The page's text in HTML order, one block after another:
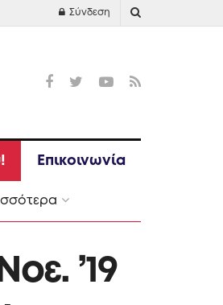
Σύνδεση
Επικοινωνία
’19